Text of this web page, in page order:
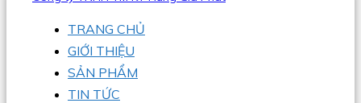
TRANG CHỦ
GIỚI THIỆU
SẢN PHẨM
TIN TỨC